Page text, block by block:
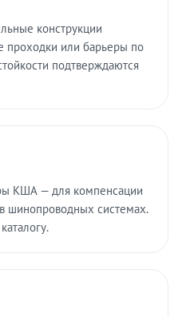
конструкции
проходки или барьеры по
подтверждаются
КША — для компенсации
шинопроводных системах.